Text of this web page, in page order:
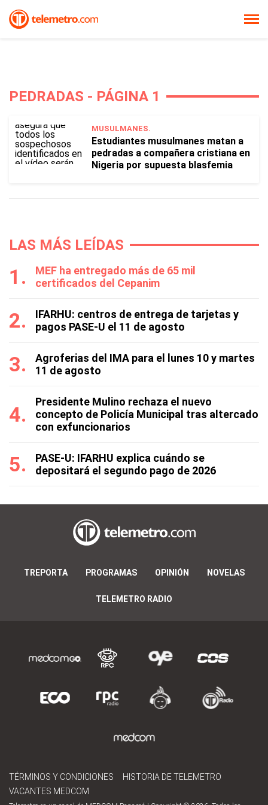
PEDRADAS - PÁGINA 1
MUSULMANES.
Estudiantes musulmanes matan a
pedradas a compañera cristiana en
Nigeria por supuesta blasfemia
LAS MÁS LEÍDAS
MEF ha entregado más de 65 mil
certificados del Cepanim
IFARHU: centros de entrega de tarjetas y
pagos PASE-U el 11 de agosto
Agroferias del IMA para el lunes 10 y martes
11 de agosto
Presidente Mulino rechaza el nuevo
concepto de Policía Municipal tras altercado
con exfuncionarios
PASE-U: IFARHU explica cuándo se
depositará el segundo pago de 2026
TREPORTA PROGRAMAS OPINIÓN NOVELAS
TELEMETRO RADIO
TÉRMINOS Y CONDICIONES
HISTORIA DE TELEMETRO
VACANTES MEDCOM